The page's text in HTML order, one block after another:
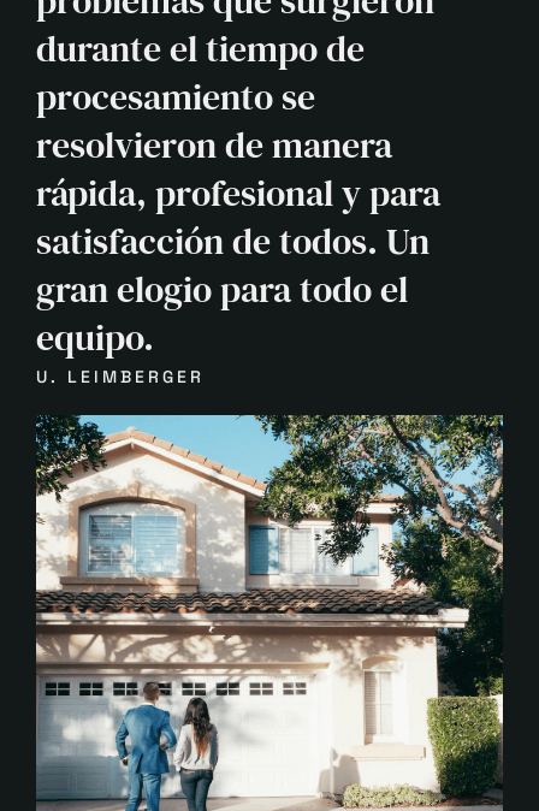
durante el tiempo de
procesamiento se
resolvieron de manera
rápida, profesional y para
satisfacción de todos. Un
gran elogio para todo el
equipo.
U. LEIMBERGER